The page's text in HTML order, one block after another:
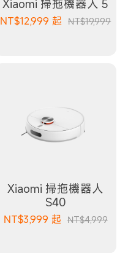
Xiaomi 掃拖機器人 5
NT$12,999 起 NT$19,999
Xiaomi 掃拖機器人
S40
NT$3,999 起 NT$4,999